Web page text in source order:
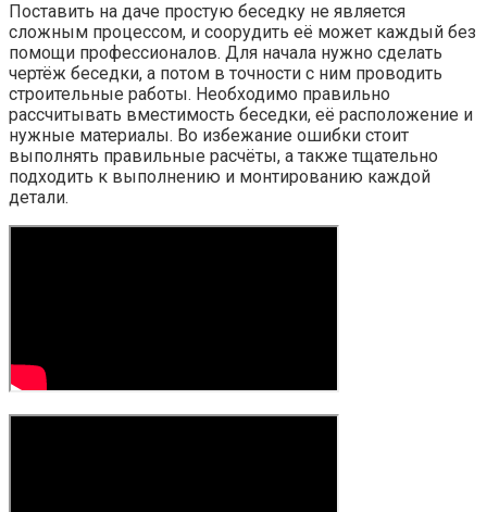
Поставить на даче простую беседку не является
сложным процессом, и соорудить её может каждый без
помощи профессионалов. Для начала нужно сделать
чертёж беседки, а потом в точности с ним проводить
строительные работы. Необходимо правильно
рассчитывать вместимость беседки, её расположение и
нужные материалы. Во избежание ошибки стоит
выполнять правильные расчёты, а также тщательно
подходить к выполнению и монтированию каждой
детали.